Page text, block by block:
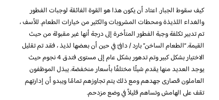
كيف سقوط الجبار. اعتاد أن يكون هذا هو القوة الفائقة لوجبات الفطور
والغداء اللذيذة ومحطات المشروبات والكثير من خيارات الطعام. للأسف ،
تم تدبير تكلفة وجبة الفطور المتأخرة إلى درجة أنها غير مقبولة من حيث
القيمة. “الطعام الساخن” بارد / دافئ في حين أن بعضها لذيذ ، فقد تم تقليل
الاختيار بشكل كبير وتم تدهور بشكل عام إلى مستوى فندق 4 نجوم حيث
يوجد العديد منها يقدم شيئًا مختلفًا بأسعار منخفضة. يبذل الموظفون
العاملون قصارى جهدهم ومع ذلك يتم تجاوزهم تمامًا ويبدو أن إدارتهم
تقف على الهامش وتساهم قليلاً في وضع مزدحم.